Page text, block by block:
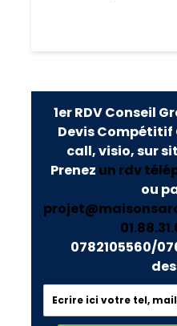
1er RDV Conseil
Devis Compétitif
call, visio, sur
Prenez un rdv
ou
0782105560/